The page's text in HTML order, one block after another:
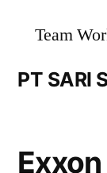
Team
PT SARI